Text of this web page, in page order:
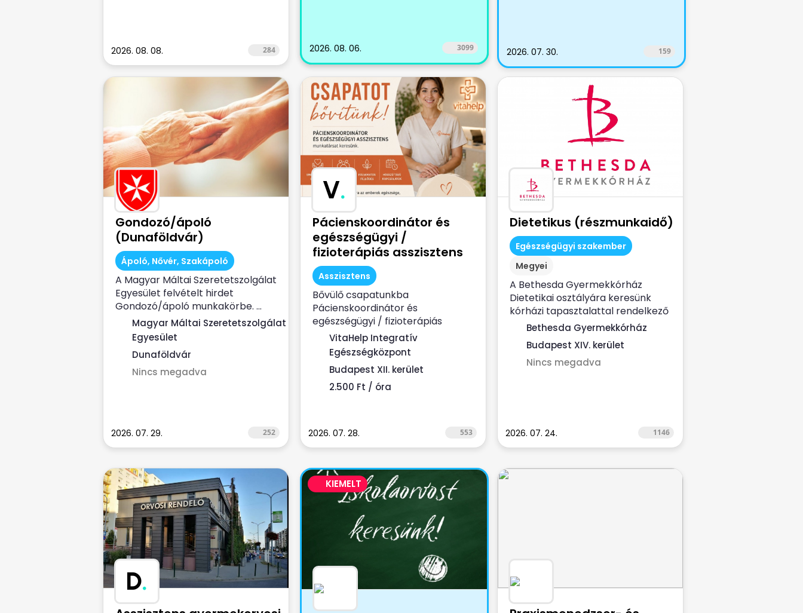
2026. 08. 08. 284 2026. 08. 06. 3099 2026. 07. 30. 159
Gondozó/ápoló
(Dunaföldvár)
Ápoló, Nővér, Szakápoló
A Magyar Máltai Szeretetszolgálat
Egyesület felvételt hirdet
Gondozó/ápoló munkakörbe. ...
Magyar Máltai Szeretetszolgálat
Egyesület
Dunaföldvár
Nincs megadva
2026. 07. 29. 252
V.
Pácienskoordinátor és
egészségügyi /
fizioterápiás asszisztens
Asszisztens
Bővülő csapatunkba
Pácienskoordinátor és
egészségügyi / fizioterápiás
asszisztens munkatársat keresünk.
VitaHelp Integratív
Egészségközpont
Budapest XII. kerület
2.500 Ft / óra
2026. 07. 28. 553
Dietetikus (részmunkaidő)
Egészségügyi szakember
Megyei
A Bethesda Gyermekkórház
Dietetikai osztályára keresünk
kórházi tapasztalattal rendelkező
dietetikus...
Bethesda Gyermekkórház
Budapest XIV. kerület
Nincs megadva
2026. 07. 24. 1146
D.
KIEMELT